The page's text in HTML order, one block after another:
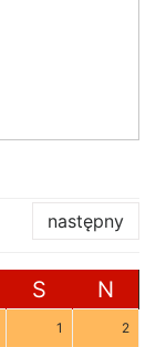
następny
S N
1 2